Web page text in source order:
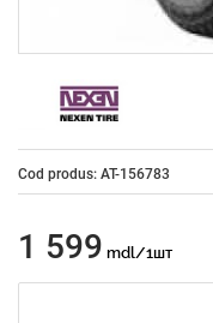
Cod produs: AT-156783
1 599 mdl/1шт